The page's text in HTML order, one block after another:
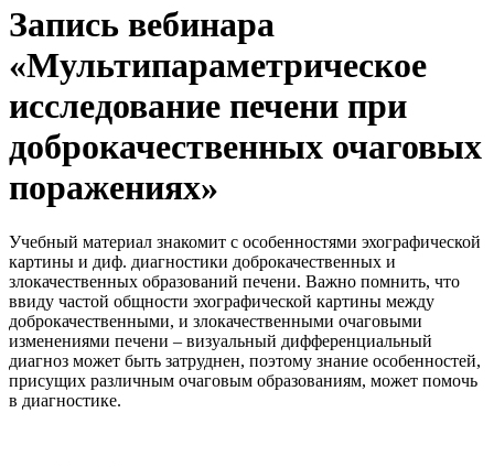
Запись вебинара
«Мультипараметрическое
исследование печени при
доброкачественных очаговых
поражениях»
Учебный материал знакомит с особенностями эхографической
картины и диф. диагностики доброкачественных и
злокачественных образований печени. Важно помнить, что
ввиду частой общности эхографической картины между
доброкачественными, и злокачественными очаговыми
изменениями печени – визуальный дифференциальный
диагноз может быть затруднен, поэтому знание особенностей,
присущих различным очаговым образованиям, может помочь
в диагностике.